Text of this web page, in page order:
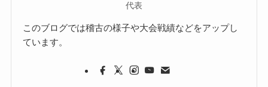
代表
このブログでは稽古の様子や大会戦績などをアップし
ています。